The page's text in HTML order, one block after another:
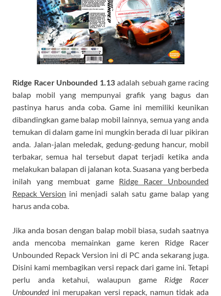
Ridge Racer Unbounded 1.13 adalah sebuah game racing
balap mobil yang mempunyai grafik yang bagus dan
pastinya harus anda coba. Game ini memiliki keunikan
dibandingkan game balap mobil lainnya, semua yang anda
temukan di dalam game ini mungkin berada di luar pikiran
anda. Jalan-jalan meledak, gedung-gedung hancur, mobil
terbakar, semua hal tersebut dapat terjadi ketika anda
melakukan balapan di jalanan kota. Suasana yang berbeda
inilah yang membuat game Ridge Racer Unbounded
Repack Version ini menjadi salah satu game balap yang
harus anda coba.
Jika anda bosan dengan balap mobil biasa, sudah saatnya
anda mencoba memainkan game keren Ridge Racer
Unbounded Repack Version ini di PC anda sekarang juga.
Disini kami membagikan versi repack dari game ini. Tetapi
perlu anda ketahui, walaupun game Ridge Racer
Unboundedini merupakan versi repack, namun tidak ada